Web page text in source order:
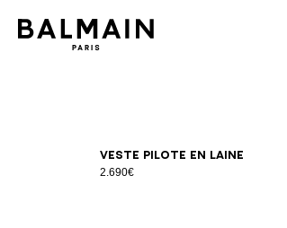
Veste pilote en laine
2.690€
34363840